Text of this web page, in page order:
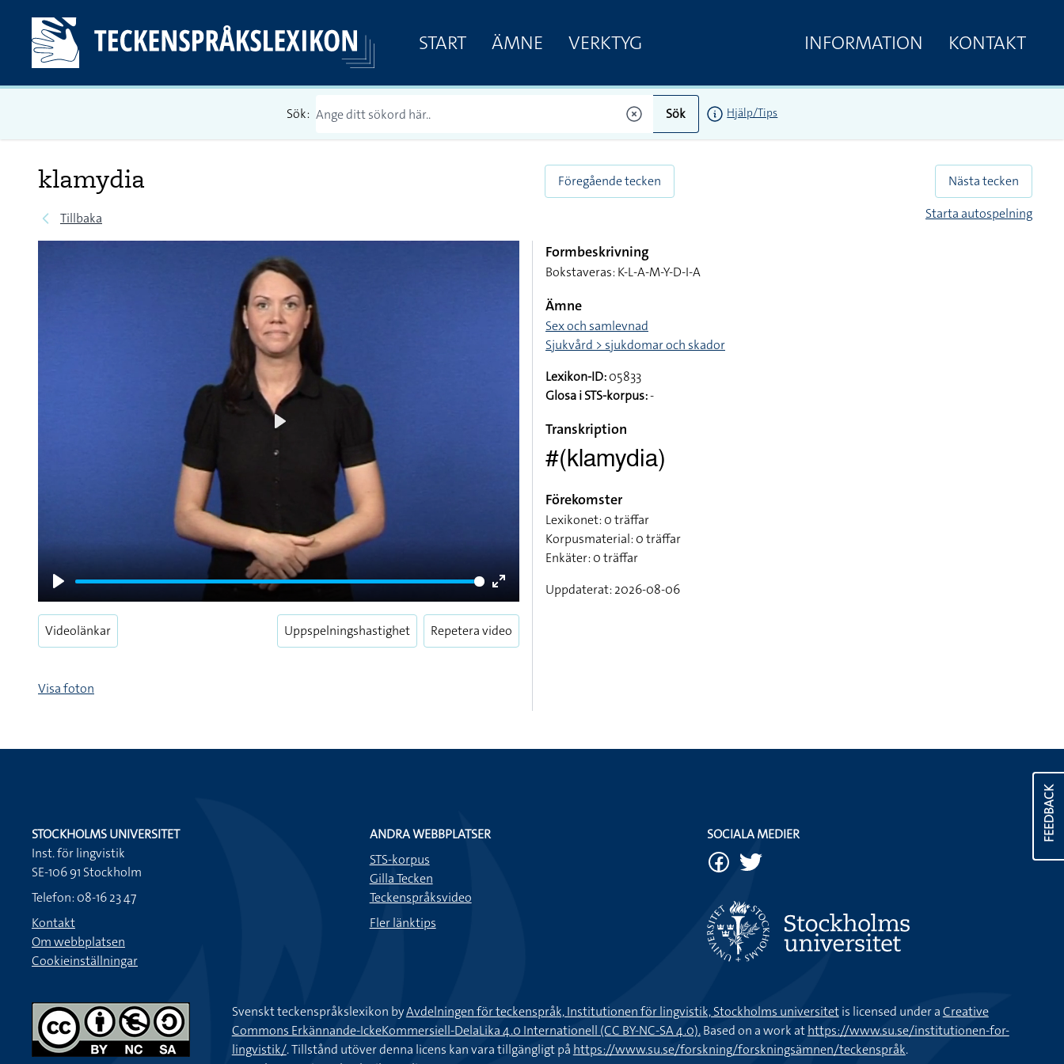
START ÄMNE VERKTYG INFORMATION KONTAKT
Sök: Sök Hjälp/Tips
klamydia
Tillbaka
Föregående tecken
Nästa tecken
Starta autospelning
Play
Enter
fullscreen
Videolänkar Uppspelningshastighet Repetera video
Visa foton
Formbeskrivning
Bokstaveras: K-L-A-M-Y-D-I-A
Ämne
Sex och samlevnad
Sjukvård > sjukdomar och skador
Lexikon-ID:05833
Glosa i STS-korpus:-
Transkription
#(klamydia)
Förekomster
Lexikonet: 0 träffar
Korpusmaterial: 0 träffar
Enkäter: 0 träffar
Uppdaterat: 2026-08-06
FEEDBACK
STOCKHOLMS UNIVERSITET
Inst. för lingvistik
SE-106 91 Stockholm
Telefon: 08-16 23 47
Kontakt
Om webbplatsen
Cookieinställningar
ANDRA WEBBPLATSER
STS-korpus
Gilla Tecken
Teckenspråksvideo
Fler länktips
SOCIALA MEDIER
Svenskt teckenspråkslexikon byAvdelningen för teckenspråk, Institutionen för lingvistik, Stockholms universitetis licensed under aCreative
Commons Erkännande-IckeKommersiell-DelaLika 4.0 Internationell (CC BY-NC-SA 4.0).Based on a work athttps://www.su.se/institutionen-for-
lingvistik/. Tillstånd utöver denna licens kan vara tillgängligt på https://www.su.se/forskning/forskningsämnen/teckenspråk.